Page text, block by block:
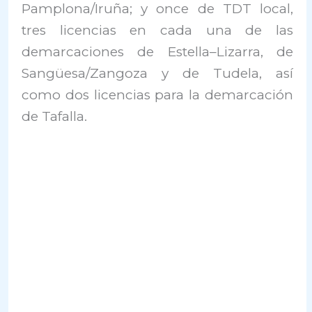
Pamplona/Iruña; y once de TDT local,
tres licencias en cada una de las
demarcaciones de Estella–Lizarra, de
Sangüesa/Zangoza y de Tudela, así
como dos licencias para la demarcación
de Tafalla.